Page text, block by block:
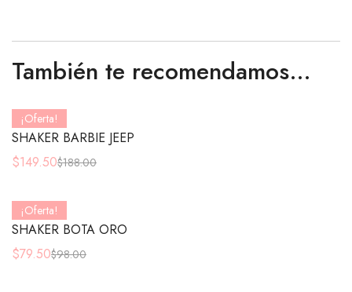
También te recomendamos…
¡Oferta!
SHAKER BARBIE JEEP
$188.00
$149.50
¡Oferta!
SHAKER BOTA ORO
$98.00
$79.50